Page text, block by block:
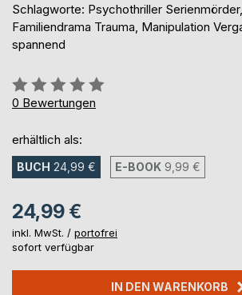
Schlagworte: Psychothriller
Familiendrama Trauma, Manipulation
spannend
Bewertung::
0%
0 Bewertungen
erhältlich als:
BUCH 24,99 € E-BOOK 9,99 €
24,99 €
inkl. MwSt. / portofrei
sofort verfügbar
IN DEN WARENKORB